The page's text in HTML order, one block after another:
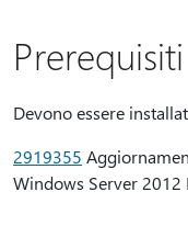
Prerequisiti
Devono essere
2919355
Windows Server 2012